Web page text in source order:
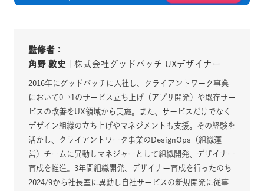
監修者：
角野 敦史 | 株式会社グッドパッチ UXデザイナー
2016年にグッドパッチに入社し、クライアントワーク事業
において0→1のサービス立ち上げ（アプリ開発）や既存サー
ビスの改善をUX領域から実施。また、サービスだけでなく
デザイン組織の立ち上げやマネジメントも支援。その経験を
活かし、クライアントワーク事業のDesignOps（組織運
営）チームに異動しマネジャーとして組織開発、デザイナー
育成を推進。3年間組織開発、デザイナー育成を行ったのち
2024/9から社長室に異動し自社サービスの新規開発に従事